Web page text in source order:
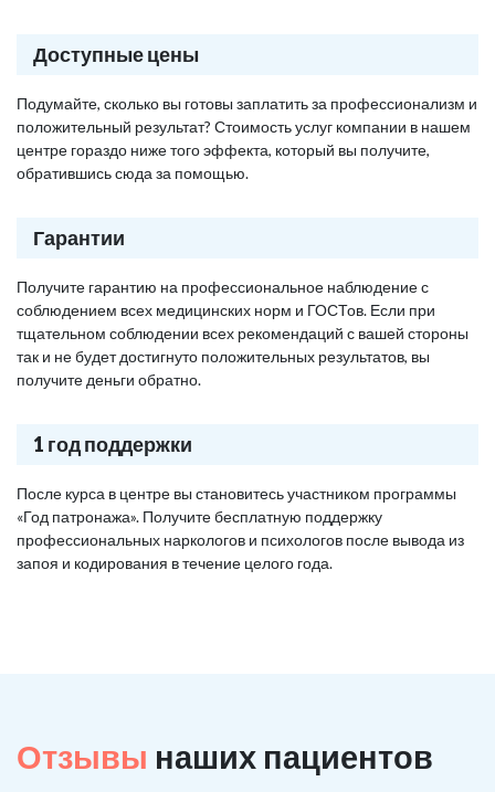
Доступные цены
Подумайте, сколько вы готовы заплатить за профессионализм и
положительный результат? Стоимость услуг компании в нашем
центре гораздо ниже того эффекта, который вы получите,
обратившись сюда за помощью.
Гарантии
Получите гарантию на профессиональное наблюдение с
соблюдением всех медицинских норм и ГОСТов. Если при
тщательном соблюдении всех рекомендаций с вашей стороны
так и не будет достигнуто положительных результатов, вы
получите деньги обратно.
1 год поддержки
После курса в центре вы становитесь участником программы
«Год патронажа». Получите бесплатную поддержку
профессиональных наркологов и психологов после вывода из
запоя и кодирования в течение целого года.
Отзывы наших пациентов